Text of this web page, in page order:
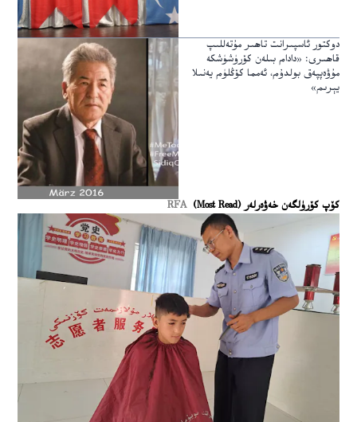
دوكتور ئاسپىرانت تاھىر مۇتەللىپ
قاھىرى: «دادام بىلەن كۆرۈشۈشكە
مۇۋەپپەق بولدۇم، ئەمما كۆڭلۈم يەنىلا
يېرىم»
كۆپ كۆرۈلگەن خەۋەرلەر (Most Read) RFA